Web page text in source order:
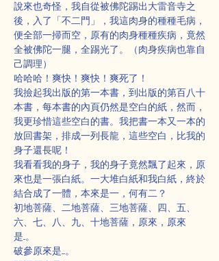
說來也奇怪，我自從被佛陀踢出大雷音寺之
後，入了「不二門」，我這肉身的種種毛病，
便全部一掃而空，原有的肉身種種疾病，竟然
全被佛陀一腿，全踢光了。（肉身疾病也靠自
己調理）
哈哈哈！爽快！爽快！爽死了！
我撿起我出版的第一本書，到出版的第百八十
本書，每本書的內頁仍然是空白的紙，然而，
我更珍惜這些空白的書。我把書一本又一本的
放回書架，排成一列長龍，這些空白，比我的
身子還長呢！
我看看我的身子，我的身子竟然飄了起來，原
來也是一張白紙。一大堆白紙和我白紙，終於
結合成了一體，本來是一，何有二？
初地菩薩、二地菩薩、三地菩薩、四、五、
六、七、八、九、十地菩薩，原來，原來
是...。
破參原來是.....。